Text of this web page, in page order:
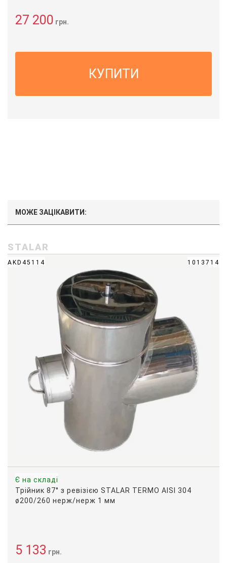
27 200 грн.
КУПИТИ
МОЖЕ ЗАЦІКАВИТИ:
STALAR
AKD45114 1013714
Є на складі
Трійник 87° з ревізією STALAR TERMO AISI 304
ø200/260 нерж/нерж 1 мм
5 133 грн.